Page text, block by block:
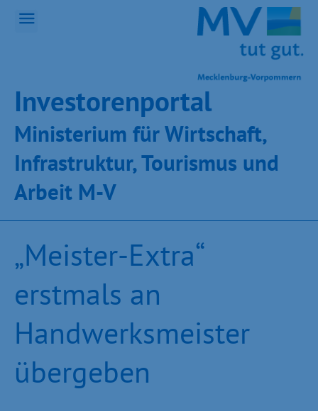
Inves­toren­por­tal
Ministeri­um für Wirt­schaft,
Infra­struk­tur, Tou­ris­mus und
Ar­beit M-V
„Meister-Extra“
erstmals an
Handwerksmeister
übergeben